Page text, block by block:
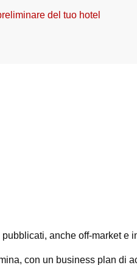
del tuo hotel
anche off-market e
con un business plan di